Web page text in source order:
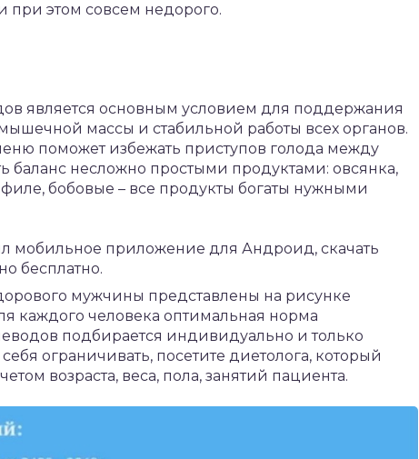
при этом совсем недорого.
является основным условием для поддержания
массы и стабильной работы всех органов.
поможет избежать приступов голода между
несложно простыми продуктами: овсянка,
бобовые – все продукты богаты нужными
мобильное приложение для Андроид, скачать
бесплатно.
мужчины представлены на рисунке
каждого человека оптимальная норма
подбирается индивидуально и только
ограничивать, посетите диетолога, который
возраста, веса, пола, занятий пациента.